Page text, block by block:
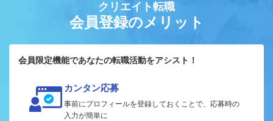
クリエイト転職
会員登録のメリット
会員限定機能であなたの転職活動をアシスト！
カンタン応募
事前にプロフィールを登録しておくことで、応募時の
入力が簡単に